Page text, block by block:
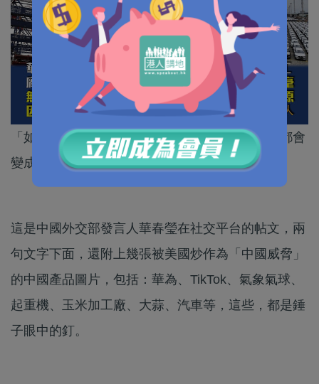
「如果你手上只有錘子，那麼，你眼中所有東西都會
變成釘。」
這是中國外交部發言人華春瑩在社交平台的帖文，兩
句文字下面，還附上幾張被美國炒作為「中國威脅」
的中國產品圖片，包括：華為、TikTok、氣象氣球、
起重機、玉米加工廠、大蒜、汽車等，這些，都是錘
子眼中的釘。